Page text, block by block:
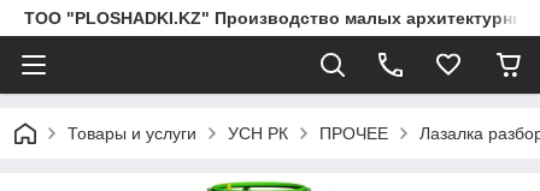
ТОО "PLOSHADKI.KZ" Производство малых
Товары и услуги УСН РК ПРОЧЕЕ Лазалка